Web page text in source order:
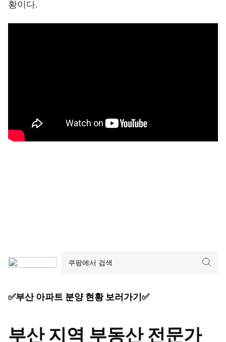
황이다.
✅부산 아파트 분양 현황 보러가기✅
부산 지역 부동산 전문가